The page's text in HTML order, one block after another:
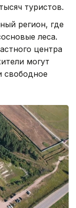
туристов.
регион, где
леса.
центра
могут
свободное